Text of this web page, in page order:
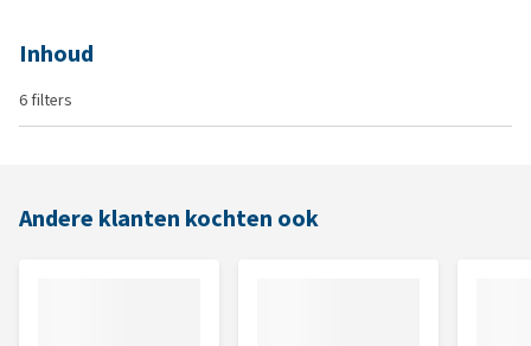
Inhoud
6 filters
Andere klanten kochten ook